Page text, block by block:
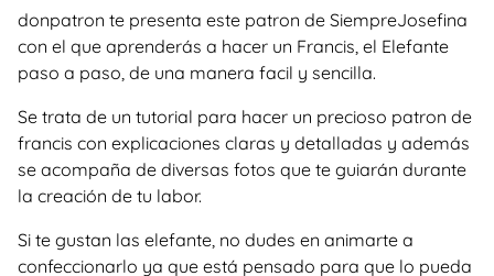
donpatron te presenta este patron de SiempreJosefina
con el que aprenderás a hacer un Francis, el Elefante
paso a paso, de una manera facil y sencilla.
Se trata de un tutorial para hacer un precioso patron de
francis con explicaciones claras y detalladas y además
se acompaña de diversas fotos que te guiarán durante
la creación de tu labor.
Si te gustan las elefante, no dudes en animarte a
confeccionarlo ya que está pensado para que lo pueda